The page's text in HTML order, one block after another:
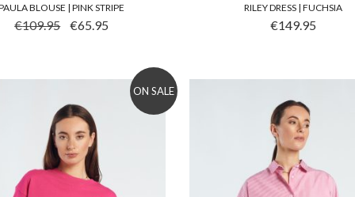
BLOUSE | PINK STRIPE
HEEFT MEERDERE VARIATIES. DEZE OPTIE KAN
€109.95 OORSPRONKELIJKE PRIJS WAS: €109.95.
€65.95
RILEY DRESS | FUCHSIA
DIT PRODUCT HEEFT
€149.95
ON SALE
Add to wishlist